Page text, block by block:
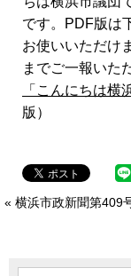
です。PDF版は
お使いいただけ
までご一報いた
「こんにちは横
版）
« 横浜市政新聞第409